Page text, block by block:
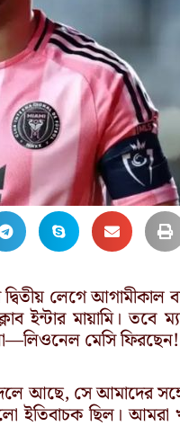
লেগে আগামীকাল
ইন্টার মায়ামি। তবে
মেসি ফিরছেন!
দলে আছে, সে আমাদের
ইতিবাচক ছিল। আমরা